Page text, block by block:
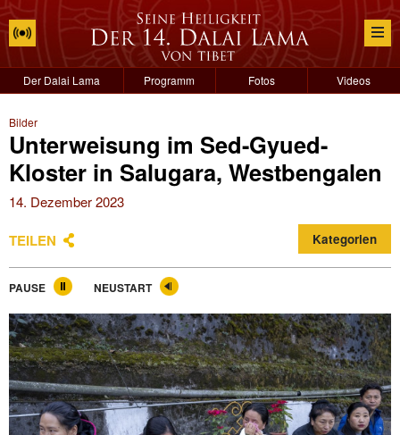
Der Dalai Lama Programm Fotos Videos
Bilder
Unterweisung im Sed-Gyued-
Kloster in Salugara, Westbengalen
14. Dezember 2023
TEILEN Kategorien
PAUSE NEUSTART